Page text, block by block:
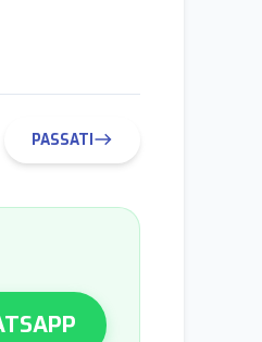
PASSATIeast